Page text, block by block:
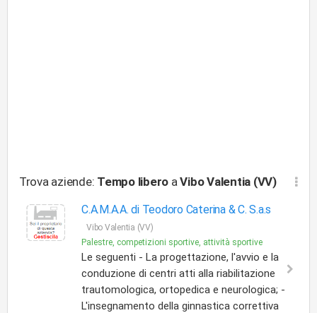
Trova aziende: Tempo libero aVibo Valentia (VV)
C.A.M.A.A. di Teodoro Caterina & C. S.a.s
Vibo Valentia (VV)
Palestre, competizioni sportive, attività sportive
Le seguenti - La progettazione, l'avvio e la
conduzione di centri atti alla riabilitazione
trautomologica, ortopedica e neurologica; -
L'insegnamento della ginnastica correttiva